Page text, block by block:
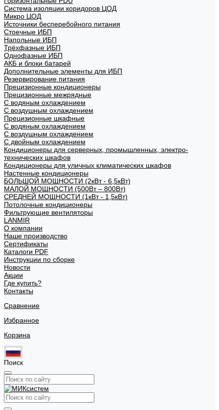
Система изоляции коридоров ЦОД
Микро ЦОД
Источники бесперебойного питания
Стоечные ИБП
Напольные ИБП
Трёхфазные ИБП
Однофазные ИБП
АКБ и блоки батарей
Дополнительные элементы для ИБП
Резервирование питания
Прецизионные кондиционеры
Прецизионные межрядные
С водяным охлаждением
С воздушным охлаждением
Прецизионные шкафные
С водяным охлаждением
С воздушным охлаждением
С двойным охлаждением
Кондиционеры для серверных, промышленных, электро-
технических шкафов
Кондиционеры для уличных климатических шкафов
Настенные кондиционеры
БОЛЬШОЙ МОЩНОСТИ (2кВт - 6,5кВт)
МАЛОЙ МОЩНОСТИ (500Вт – 800Вт)
СРЕДНЕЙ МОЩНОСТИ (1кВт - 1,5кВт)
Потолочные кондиционеры
Фильтрующие вентиляторы
LANMIR
О компании
Наше производство
Сертификаты
Каталоги PDF
Инструкции по сборке
Новости
Акции
Где купить?
Контакты
Сравнение
Избранное
Корзина
Поиск